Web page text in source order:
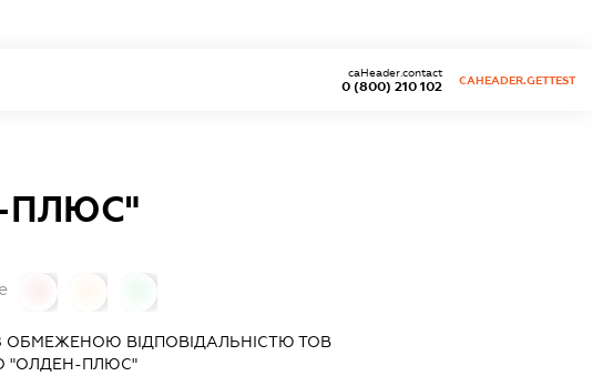
0 (800) 210 102
caHeader.contact
CAHEADER.GETTEST
ПЛЮС"
ОБМЕЖЕНОЮ ВІДПОВІДАЛЬНІСТЮ ТОВ
"ОЛДЕН-ПЛЮС"